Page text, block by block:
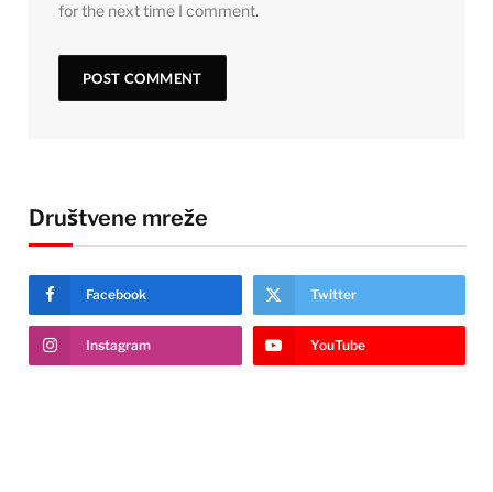
for the next time I comment.
Društvene mreže
Facebook Twitter
Instagram YouTube